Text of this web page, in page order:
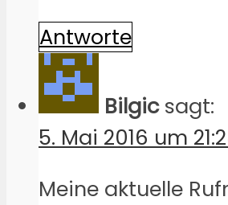
Antworte
Bilgic sagt:
5. Mai 2016 um
Meine aktuelle